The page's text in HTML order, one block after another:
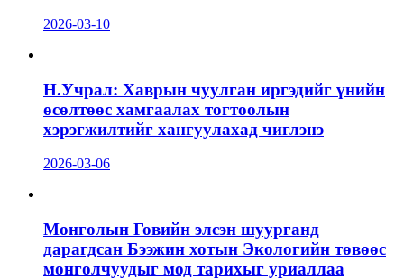
2026-03-10
Н.Учрал: Хаврын чуулган иргэдийг үнийн
өсөлтөөс хамгаалах тогтоолын
хэрэгжилтийг хангуулахад чиглэнэ
2026-03-06
Монголын Говийн элсэн шуурганд
дарагдсан Бээжин хотын Экологийн төвөөс
монголчуудыг мод тарихыг уриаллаа